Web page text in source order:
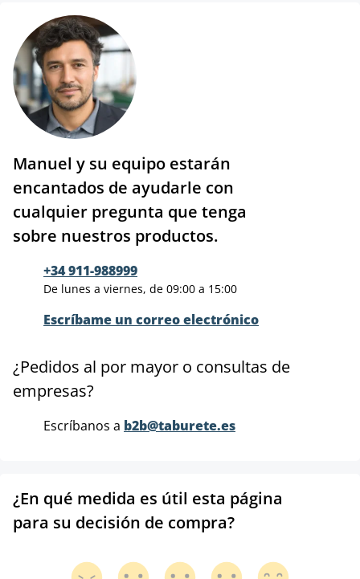
Manuel y su equipo estarán
encantados de ayudarle con
cualquier pregunta que tenga
sobre nuestros productos.
+34 911-988999
De lunes a viernes, de 09:00 a 15:00
Escríbame un correo electrónico
¿Pedidos al por mayor o consultas de
empresas?
Escríbanos a b2b@taburete.es
¿En qué medida es útil esta página
para su decisión de compra?